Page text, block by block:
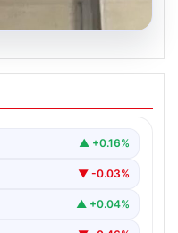
Kurtaran
Ödülü
nefes… ▲ +0.16%
▼ -0.03%
▲ +0.04%